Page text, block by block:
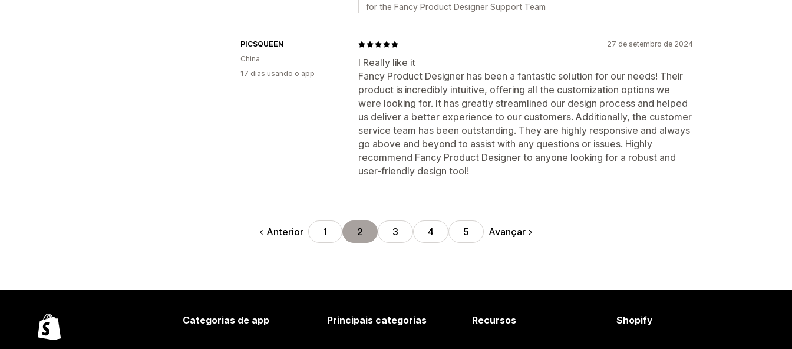
for the Fancy Product Designer Support Team
27 de setembro de 2024
I Really like it
Fancy Product Designer has been a fantastic solution for our needs! Their
product is incredibly intuitive, offering all the customization options we
were looking for. It has greatly streamlined our design process and helped
us deliver a better experience to our customers. Additionally, the customer
service team has been outstanding. They are highly responsive and always
go above and beyond to assist with any questions or issues. Highly
recommend Fancy Product Designer to anyone looking for a robust and
user-friendly design tool!
PICSQUEEN
China
17 dias usando o app
Anterior 1 2 3 4 5 Avançar
Categorias de app Principais categorias Recursos Shopify